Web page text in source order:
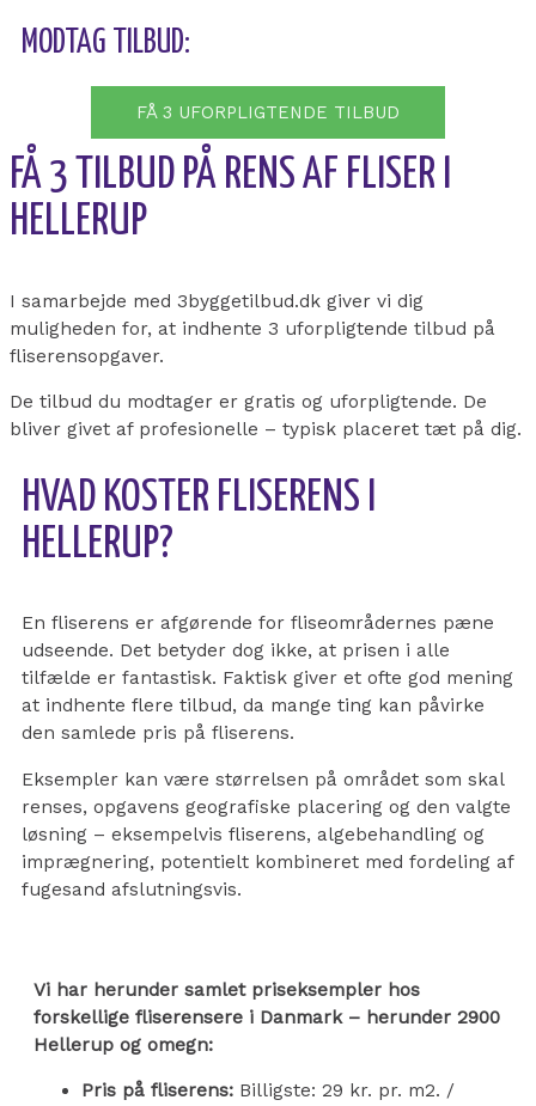
FÅ 3 TILBUD PÅ RENS AF FLISER I
HELLERUP
I samarbejde med 3byggetilbud.dk giver vi dig
muligheden for, at indhente 3 uforpligtende tilbud på
fliserensopgaver.
De tilbud du modtager er gratis og uforpligtende. De
bliver givet af profesionelle – typisk placeret tæt på dig.
MODTAG TILBUD:
FÅ 3 UFORPLIGTENDE TILBUD
HVAD KOSTER FLISERENS I
HELLERUP?
En fliserens er afgørende for fliseområdernes pæne
udseende. Det betyder dog ikke, at prisen i alle
tilfælde er fantastisk. Faktisk giver et ofte god mening
at indhente flere tilbud, da mange ting kan påvirke
den samlede pris på fliserens.
Eksempler kan være størrelsen på området som skal
renses, opgavens geografiske placering og den valgte
løsning – eksempelvis fliserens, algebehandling og
imprægnering, potentielt kombineret med fordeling af
fugesand afslutningsvis.
Vi har herunder samlet priseksempler hos
forskellige fliserensere i Danmark – herunder 2900
Hellerup og omegn:
Pris på fliserens: Billigste: 29 kr. pr. m2. /